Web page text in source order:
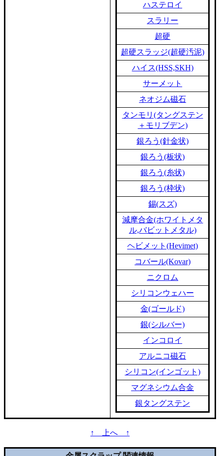
ハステロイ
スラリー
超硬
超硬スラッジ(超硬汚泥)
ハイス(HSS,SKH)
サーメット
ネオジム磁石
タンモリ(タングステン
＋モリブデン)
銀ろう(針金状)
銀ろう(板状)
銀ろう(糸状)
銀ろう(枠状)
錫(スズ)
減摩合金(ホワイトメタ
ル,バビットメタル)
ヘビメット(Hevimet)
コバール(Kovar)
ニクロム
シリコンウェハー
金(ゴールド)
銀(シルバー)
インコロイ
アルニコ磁石
シリコン(インゴット)
マグネシウム合金
銀タングステン
↑ 上へ ↑